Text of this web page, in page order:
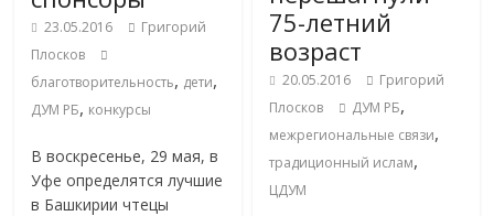
23.05.2016
Григорий
Плосков
благотворительность, дети,
ДУМ РБ, конкурсы
В воскресенье, 29 мая, в
Уфе определятся лучшие
в Башкирии чтецы
75-летний
возраст
20.05.2016
Григорий
Плосков
ДУМ РБ,
межрегиональные связи,
традиционный ислам,
ЦДУМ